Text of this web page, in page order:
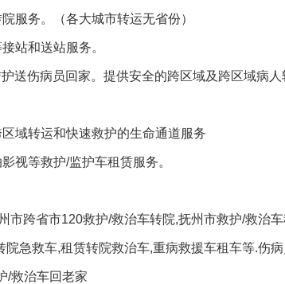
服务。（各大城市转运无省份）
站和送站服务。
送伤病员回家。提供安全的跨区域及跨区域病
域转运和快速救护的生命通道服务
视等救护/监护车租赁服务。
市跨省市120救护/救治车转院,抚州市救护/救治
院急救车,租赁转院救治车,重病救援车租车等.伤
/救治车回老家